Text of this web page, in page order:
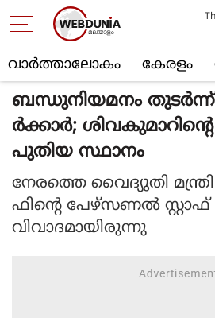
വാര്‍ത്താലോകം കേരളം
ബന്ധുനിയമനം
ർക്കാർ;
പുതിയ സ്ഥാനം
നേരത്തെ വൈദ്യുതി
ഫിന്റെ പേഴ്‌സണൽ
വിവാദമായിരുന്നു